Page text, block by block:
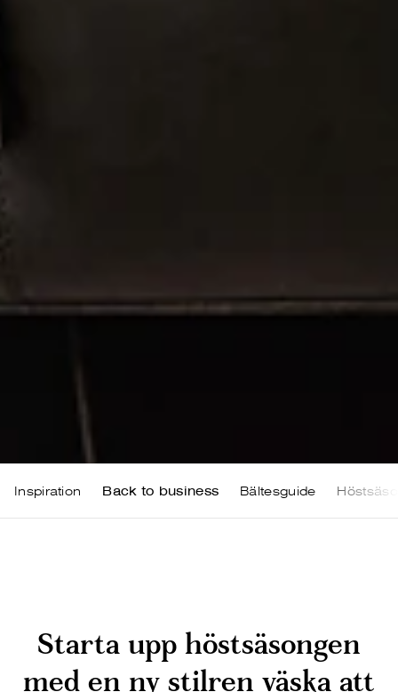
Inspiration Back to business Bältesguide
Starta upp höstsäsongen
med en ny stilren väska att